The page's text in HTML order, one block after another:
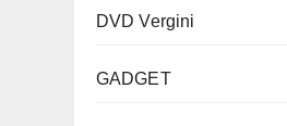
DVD Vergini
GADGET